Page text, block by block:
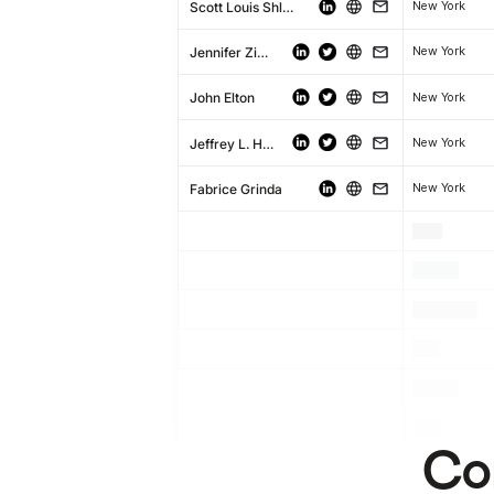
Scott Louis Shleifer New York
Jennifer Zimmerman New York
John Elton New York
Jeffrey L. Horing New York
Fabrice Grinda New York